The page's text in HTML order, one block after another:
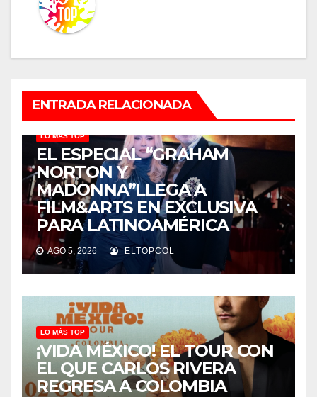
ENTRADA RELACIONADA
LO MÁS TOP
EL ESPECIAL “GRAHAM
NORTON Y
MADONNA”LLEGA A
FILM&ARTS EN EXCLUSIVA
PARA LATINOAMÉRICA
AGO 5, 2026 ELTOPCOL
LO MÁS TOP
¡VIDA MÉXICO! EL TOUR CON
EL QUE CARLOS RIVERA
REGRESA A COLOMBIA